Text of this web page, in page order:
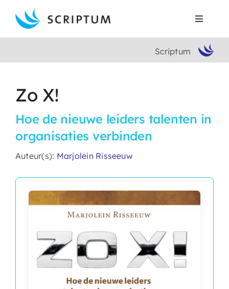
content
Toggle
Boeken
Auteurs
Contact
Search
Scriptum
Zo X!
Hoe de nieuwe leiders talenten in
organisaties verbinden
Auteur(s): Marjolein Risseeuw